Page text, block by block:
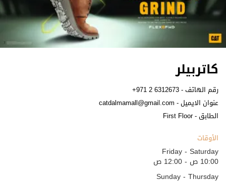
كاتربيلر
رقم الهاتف -+971 2 6312673
عنوان الايميل - catdalmamall@gmail.com
الطابق - First Floor
الأوقات
Friday - Saturday
10:00 ص - 12:00 ص
Sunday - Thursday